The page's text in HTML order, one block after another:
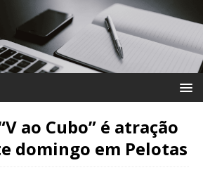
ao Cubo” é atração
domingo em Pelotas